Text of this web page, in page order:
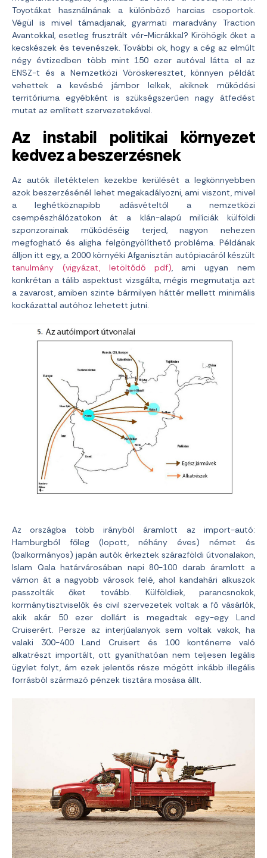
Toyotákat használnának a különböző harcias csoportok.
Végül is mivel támadjanak, gyarmati maradvány Traction
Avantokkal, esetleg frusztrált vér-Micrákkal? Kiröhögik őket a
kecskészek és tevenészek. További ok, hogy a cég az elmúlt
négy évtizedben több mint 150 ezer autóval látta el az
ENSZ-t és a Nemzetközi Vöröskeresztet, könnyen példát
vehettek a kevésbé jámbor lelkek, akiknek működési
territóriuma egyébként is szükségszerűen nagy átfedést
mutat az említett szervezetekével.
Az instabil politikai környezet
kedvez a beszerzésnek
Az autók illetéktelen kezekbe kerülését a legkönnyebben
azok beszerzésénél lehet megakadályozni, ami viszont, mivel
a leghétköznapibb adásvételtől a nemzetközi
csempészhálózatokon át a klán-alapú milíciák külföldi
szponzorainak működéséig terjed, nagyon nehezen
megfogható és aligha felgöngyölíthető probléma. Példának
álljon itt egy, a 2000 környéki Afganisztán autópiacáról készült
tanulmány (vigyázat, letöltődő pdf), ami ugyan nem
konkrétan a tálib aspektust vizsgálta, mégis megmutatja azt
a zavarost, amiben szinte bármilyen háttér mellett minimális
kockázattal autóhoz lehetett jutni.
Az országba több irányból áramlott az import-autó:
Hamburgból főleg (lopott, néhány éves) német és
(balkormányos) japán autók érkeztek szárazföldi útvonalakon,
Islam Qala határvárosában napi 80-100 darab áramlott a
vámon át a nagyobb városok felé, ahol kandahári alkuszok
passzolták őket tovább. Külföldiek, parancsnokok,
kormánytisztviselők és civil szervezetek voltak a fő vásárlók,
akik akár 50 ezer dollárt is megadtak egy-egy Land
Cruiserért. Persze az interjúalanyok sem voltak vakok, ha
valaki 300-400 Land Cruisert és 100 konténerre való
alkatrészt importált, ott gyaníthatóan nem teljesen legális
ügylet folyt, ám ezek jelentős része mögött inkább illegális
forrásból származó pénzek tisztára mosása állt.